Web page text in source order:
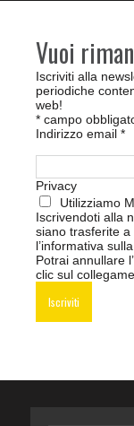
Vuoi
Iscriviti alla
periodiche
web!
* campo
Indirizzo email *
Privacy
Utilizziamo
Iscrivendoti alla
siano trasferite a
l’informativa
Potrai annullare
clic sul